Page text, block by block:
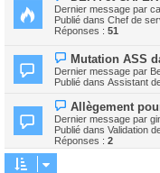
m
e
s
g
e
o
u
v
e
u
m
e
s
a
g
e
Dernier message par
Publié dans Chef de
Réponses : 51
N
o
u
v
a
u
m
e
Mutation ASS
Dernier message par
Publié dans Assistant
N
o
u
v
e
Allègement
Dernier message par
Publié dans Validation
Réponses : 2